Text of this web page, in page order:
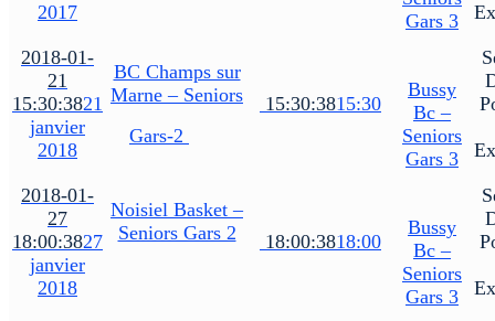
2017
Gars 3
2018-01-
21
15:30:3821
janvier
2018
BC Champs sur
Marne – Seniors
Gars-2
15:30:3815:30
Bussy
Bc –
Seniors
Gars 3
2018-01-
27
18:00:3827
janvier
2018
Noisiel Basket –
Seniors Gars 2
18:00:3818:00
Bussy
Bc –
Seniors
Gars 3